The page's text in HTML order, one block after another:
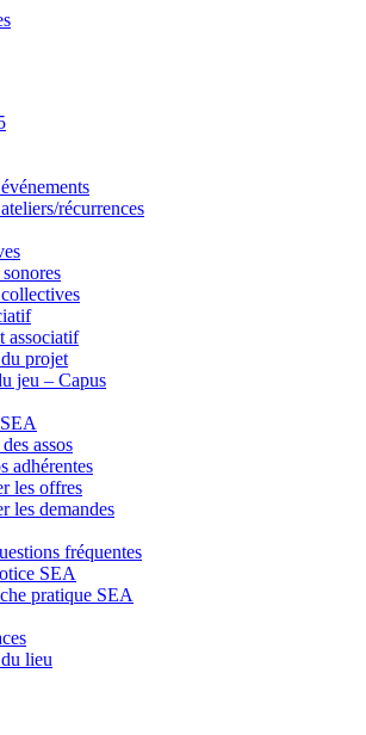
récurrences
associatif
projet
jeu – Capus
assos
adhérentes
les offres
les demandes
fréquentes
SEA
pratique SEA
lieu